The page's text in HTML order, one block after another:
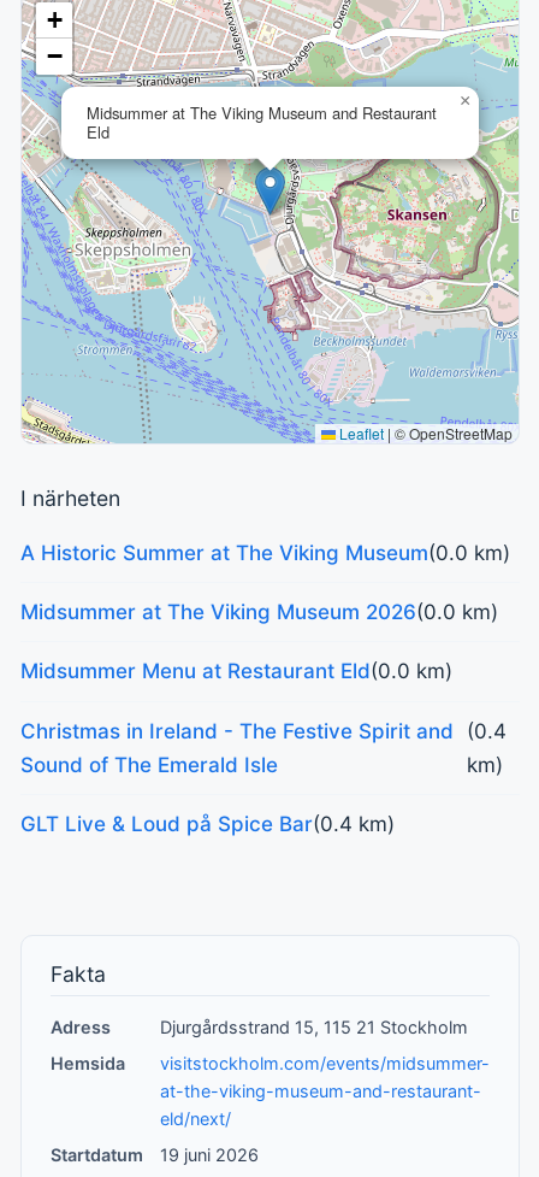
Midsummer at The Viking Museum and Restaurant
Eld
×
+
−
Leaflet | © OpenStreetMap
I närheten
A Historic Summer at The Viking Museum(0.0 km)
Midsummer at The Viking Museum 2026(0.0 km)
Midsummer Menu at Restaurant Eld(0.0 km)
Christmas in Ireland - The Festive Spirit and
Sound of The Emerald Isle
(0.4
km)
GLT Live & Loud på Spice Bar(0.4 km)
Fakta
Adress
Djurgårdsstrand 15, 115 21 Stockholm
Hemsida
visitstockholm.com/events/midsummer-
at-the-viking-museum-and-restaurant-
eld/next/
Startdatum
19 juni 2026